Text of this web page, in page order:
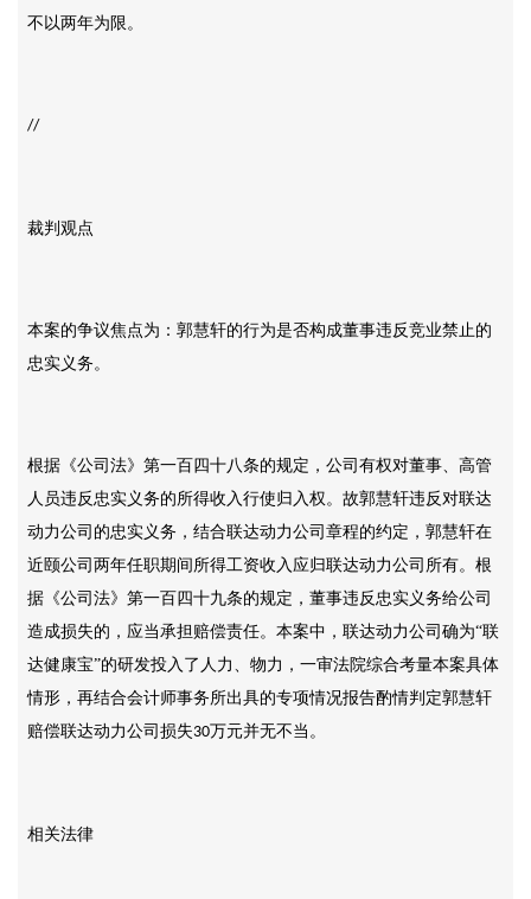
不以两年为限。
//
裁判观点
本案的争议焦点为：郭慧轩的行为是否构成董事违反竞业禁止的
忠实义务。
根据《公司法》第一百四十八条的规定，公司有权对董事、高管
人员违反忠实义务的所得收入行使归入权。故郭慧轩违反对联达
动力公司的忠实义务，结合联达动力公司章程的约定，郭慧轩在
近颐公司两年任职期间所得工资收入应归联达动力公司所有。根
据《公司法》第一百四十九条的规定，董事违反忠实义务给公司
造成损失的，应当承担赔偿责任。本案中，联达动力公司确为“联
达健康宝”的研发投入了人力、物力，一审法院综合考量本案具体
情形，再结合会计师事务所出具的专项情况报告酌情判定郭慧轩
赔偿联达动力公司损失30万元并无不当。
相关法律